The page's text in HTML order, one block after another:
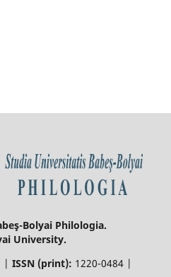
Bolyai Philologia.
University.
| ISSN (print): 1220-0484 |